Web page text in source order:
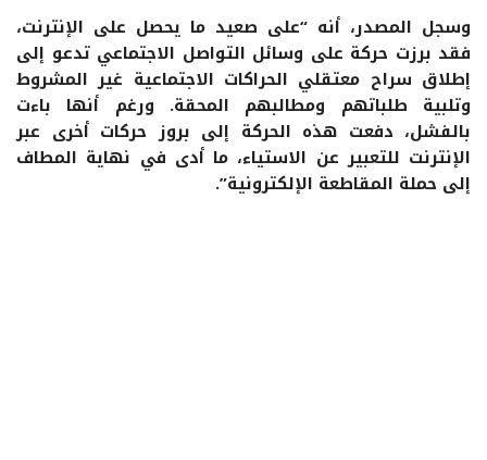
وسجل المصدر، أنه “على صعيد ما يحصل على الإنترنت،
فقد برزت حركة على وسائل التواصل الاجتماعي تدعو إلى
إطلاق سراح معتقلي الحراكات الاجتماعية غير المشروط
وتلبية طلباتهم ومطالبهم المحقة. ورغم أنها باءت
بالفشل، دفعت هذه الحركة إلى بروز حركات أخرى عبر
الإنترنت للتعبير عن الاستياء، ما أدى في نهاية المطاف
إلى حملة المقاطعة الإلكترونية”.